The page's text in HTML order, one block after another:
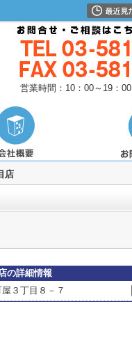
営業時間：10：00～19：00
店
の詳細情報
３丁目８－７